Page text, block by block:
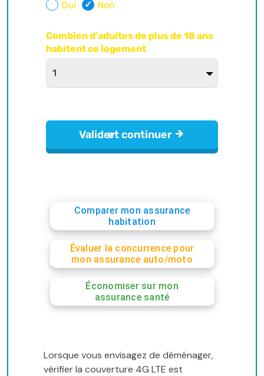
Comparer mon assurance
habitation
Évaluer la concurrence pour
mon assurance auto/moto
Économiser sur mon
assurance santé
Lorsque vous envisagez de déménager,
vérifier la couverture 4G LTE est